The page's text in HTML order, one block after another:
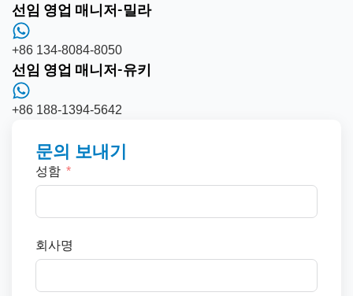
선임 영업 매니저-밀라
+86 134-8084-8050
선임 영업 매니저-유키
+86 188-1394-5642
문의 보내기
성함
회사명